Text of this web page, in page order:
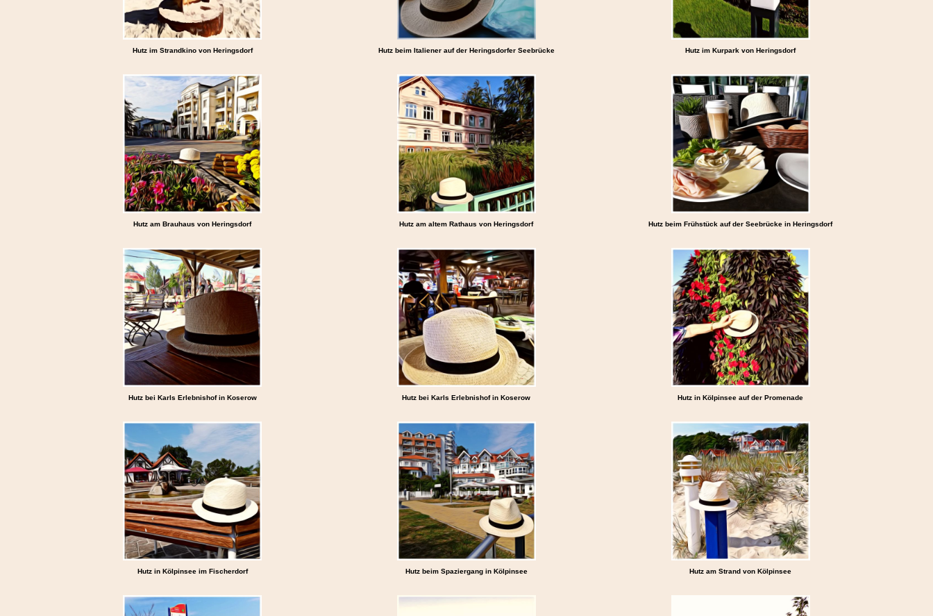
Hutz im Strandkino von Heringsdorf Hutz beim Italiener auf der Heringsdorfer Seebrücke Hutz im Kurpark von Heringsdorf
Hutz am Brauhaus von Heringsdorf Hutz am altem Rathaus von Heringsdorf Hutz beim Frühstück auf der Seebrücke in Heringsdorf
Hutz bei Karls Erlebnishof in Koserow Hutz bei Karls Erlebnishof in Koserow Hutz in Kölpinsee auf der Promenade
Hutz in Kölpinsee im Fischerdorf Hutz beim Spaziergang in Kölpinsee Hutz am Strand von Kölpinsee